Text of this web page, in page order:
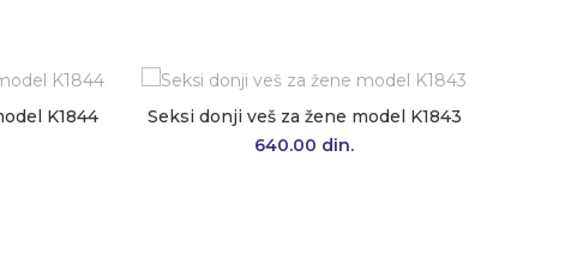
K1844
Seksi donji veš za žene model K1843
640.00 din.